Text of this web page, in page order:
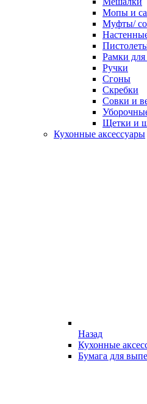
Мопы и
Муфты/
Рамки
Ручки
Сгоны
Скребки
Совки и
Щетки и
Кухонные аксессуары
Назад
Кухонные
Бумага для